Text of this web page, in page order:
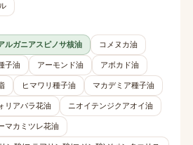
ルガニアスピノサ核油 コメヌカ油
子油 アーモンド油 アボカド油
ヒマワリ種子油 マカデミア種子油
リアバラ花油 ニオイテンジクアオイ油
マカミツレ花油